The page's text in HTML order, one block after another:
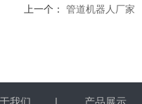
上一个： 管道机器人厂家
我们 | 产品展示